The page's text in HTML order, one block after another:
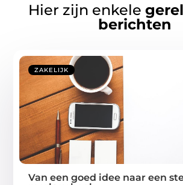
Hier zijn enkele
berichten
ZAKELIJK
Van een goed idee naar een